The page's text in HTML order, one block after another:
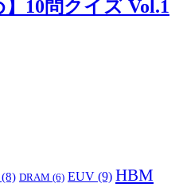
】10問クイズ Vol.1
(8) DRAM (6) EUV (9) HBM